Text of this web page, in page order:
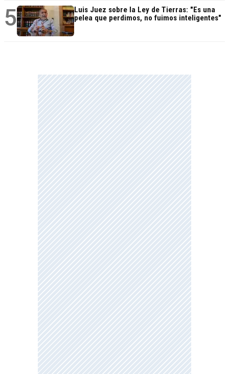
5
Luis Juez sobre la Ley de Tierras: "Es una
pelea que perdimos, no fuimos inteligentes"